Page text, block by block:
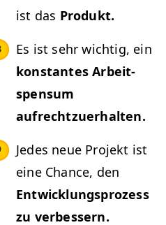
ist das Pro­dukt.
Es ist sehr wichtig, ein
kon­stantes Arbeit­
spen­sum
aufrechtzuerhalten.
Jedes neue Pro­jekt ist
eine Chance, den
Entwick­lung­sprozess
zu verbessern.